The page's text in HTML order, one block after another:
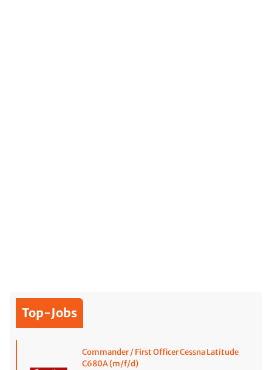
Top-Jobs
Commander / First Officer Cessna Latitude
C680A (m/f/d)